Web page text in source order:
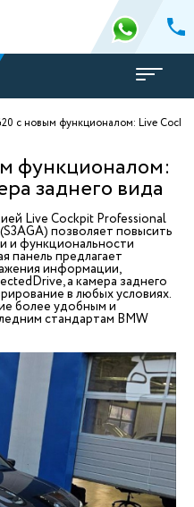
с новым функционалом: Live
функционалом:
заднего вида
Live Cockpit Professional
позволяет повысить
и функциональности
панель предлагает
информации,
а камера заднего
в любых условиях.
более удобным и
стандартам BMW